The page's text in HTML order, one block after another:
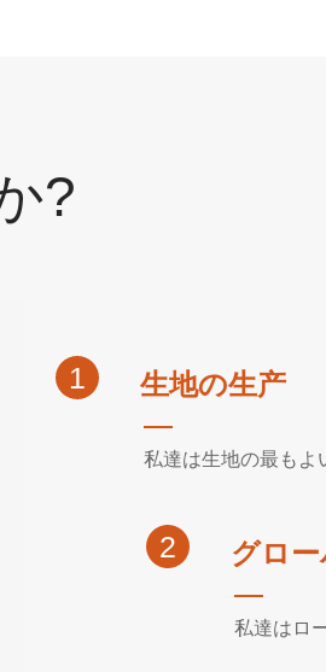
?
1 生地の生产
私達は生地の最もよ
2 グロ
私達はロ